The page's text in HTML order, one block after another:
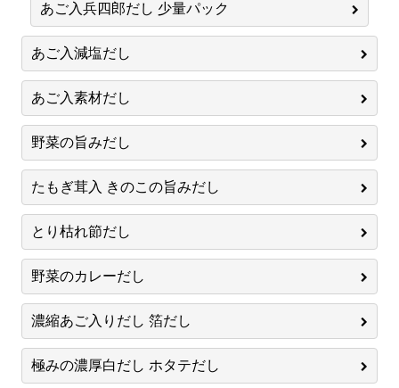
あご入兵四郎だし 少量パック
あご入減塩だし
あご入素材だし
野菜の旨みだし
たもぎ茸入 きのこの旨みだし
とり枯れ節だし
野菜のカレーだし
濃縮あご入りだし 箔だし
極みの濃厚白だし ホタテだし